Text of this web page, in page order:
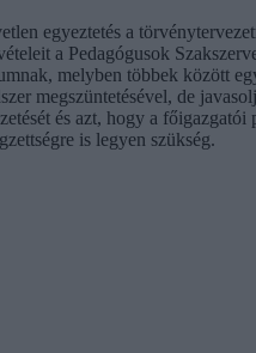
egyeztetés a
a Pedagógusok
melyben többek között
megszüntetésével, de
és azt, hogy a főigazgatói
is legyen szükség.